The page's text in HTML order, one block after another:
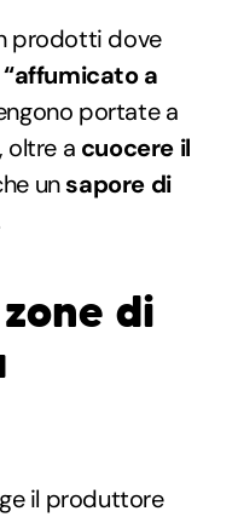
prodotti dove
“affumicato a
portate a
oltre a cuocere il
unsapore di
di
il produttore